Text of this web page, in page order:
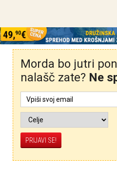
Morda bo jutri
nalašč zate? Ne